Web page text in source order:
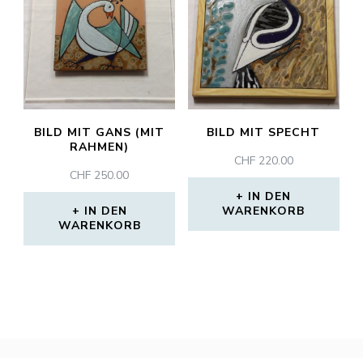
BILD MIT GANS (MIT
RAHMEN)
CHF 250.00
IN DEN
WARENKORB
BILD MIT SPECHT
CHF220.00
IN DEN
WARENKORB